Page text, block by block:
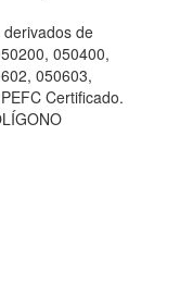
de
050400,
050603,
Certificado.